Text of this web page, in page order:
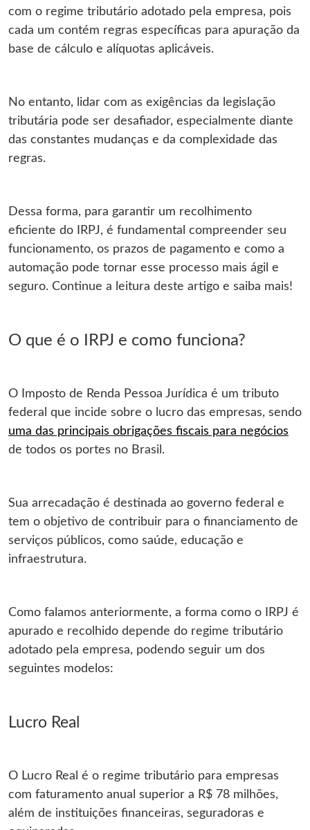
com o regime tributário adotado pela empresa, pois
cada um contém regras específicas para apuração da
base de cálculo e alíquotas aplicáveis.
No entanto, lidar com as exigências da legislação
tributária pode ser desafiador, especialmente diante
das constantes mudanças e da complexidade das
regras.
Dessa forma, para garantir um recolhimento
eficiente do IRPJ, é fundamental compreender seu
funcionamento, os prazos de pagamento e como a
automação pode tornar esse processo mais ágil e
seguro. Continue a leitura deste artigo e saiba mais!
O que é o IRPJ e como funciona?
O Imposto de Renda Pessoa Jurídica é um tributo
federal que incide sobre o lucro das empresas, sendo
uma das principais obrigações fiscais para negócios
de todos os portes no Brasil.
Sua arrecadação é destinada ao governo federal e
tem o objetivo de contribuir para o financiamento de
serviços públicos, como saúde, educação e
infraestrutura.
Como falamos anteriormente, a forma como o IRPJ é
apurado e recolhido depende do regime tributário
adotado pela empresa, podendo seguir um dos
seguintes modelos:
Lucro Real
O Lucro Real é o regime tributário para empresas
com faturamento anual superior a R$ 78 milhões,
além de instituições financeiras, seguradoras e